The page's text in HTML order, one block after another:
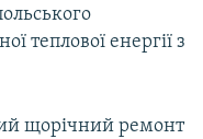
теплової енергії з
щорічний ремонт